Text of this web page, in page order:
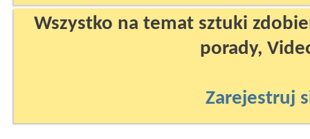
Wszystko na temat sztuki
porady,
Zarejestruj